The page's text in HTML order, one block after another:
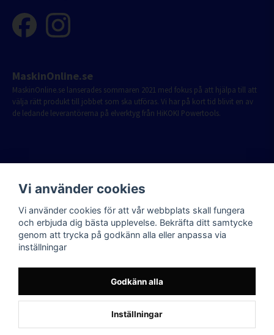
MaskinOnline.se
MaskinOnline.se lanserades sommaren 2021 med fokus på att hjälpa till att
välja rätt produkt till jobbet som ska utföras. Vi har på kort tid blivit en av
de ledande leverantörerna på elverktyg från HiKOKI Powertools.
Powered by Nyehandel AB
Vi använder cookies
Vi använder cookies för att vår webbplats skall fungera
och erbjuda dig bästa upplevelse. Bekräfta ditt samtycke
genom att trycka på godkänn alla eller anpassa via
inställningar
Godkänn alla
Inställningar